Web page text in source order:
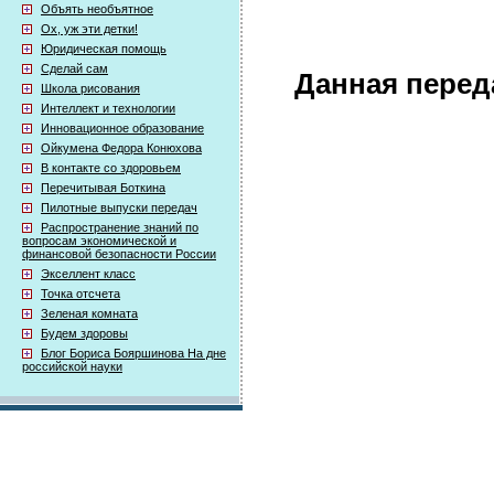
Объять необъятное
Ох, уж эти детки!
Юридическая помощь
Сделай сам
Школа рисования
Интеллект и технологии
Инновационное образование
Ойкумена Федора Конюхова
В контакте со здоровьем
Перечитывая Боткина
Пилотные выпуски передач
Распространение знаний по
вопросам экономической и
финансовой безопасности России
Экселлент класс
Точка отсчета
Зеленая комната
Будем здоровы
Блог Бориса Бояршинова На дне
российской науки
Данная